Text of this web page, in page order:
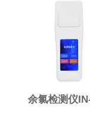
余氯检测仪